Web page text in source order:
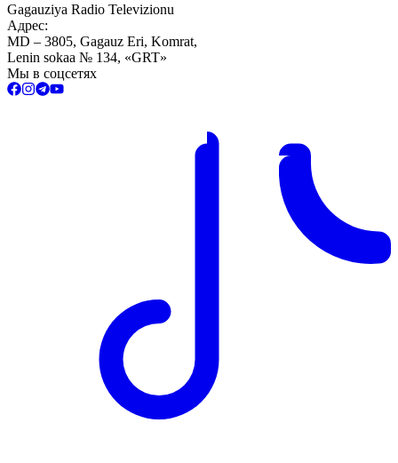
Gagauziya Radio Televizionu
Адрес:
MD – 3805, Gagauz Eri, Komrat,
Lenin sokaa № 134, «GRT»
Мы в соцсетях